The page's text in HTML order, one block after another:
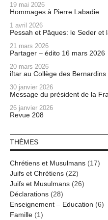
19 mai 2026
Hommages à Pierre Labadie
1 avril 2026
Pessah et Pâques: le Seder et
21 mars 2026
Partager – édito 16 mars 2026
20 mars 2026
iftar au Collège des
30 janvier 2026
Message du président de la
26 janvier 2026
Revue 208
THÈMES
Chrétiens et Musulmans (17)
Juifs et Chrétiens (22)
Juifs et Musulmans (26)
Déclarations (28)
Enseignement – Education (6)
Famille (1)